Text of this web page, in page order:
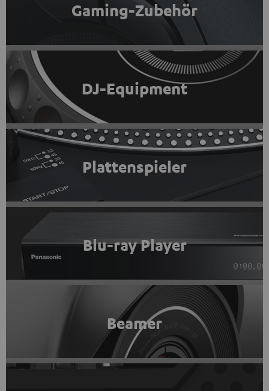
Gaming-Zubehör
DJ-Equipment
Plattenspieler
Blu-ray Player
Beamer